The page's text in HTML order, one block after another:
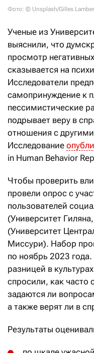
Фото: © Unsplash/Gilles
Ученые из
выяснили, что
просмотр
сказывается на
Исследователи
самопринуждение к
пессимистические
подрывает веру в
отношения с
Исследование
in Human Behavior
Чтобы проверить
провели опрос с
пользователей
(Университет
(Университет
Миссури). Набор
по ноябрь 2023
разницей в
спросили, как часто
задаются ли
а также верят ли в
Результаты